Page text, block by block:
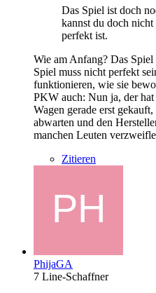
Das Spiel ist doch
kannst du doch nicht
perfekt ist.
Wie am Anfang? Das
Spiel muss nicht perfekt
funktionieren, wie sie
PKW auch: Nun ja, der hat
Wagen gerade erst
abwarten und den
manchen Leuten
Zitieren
PhijaGA
7 Line-Schaffner